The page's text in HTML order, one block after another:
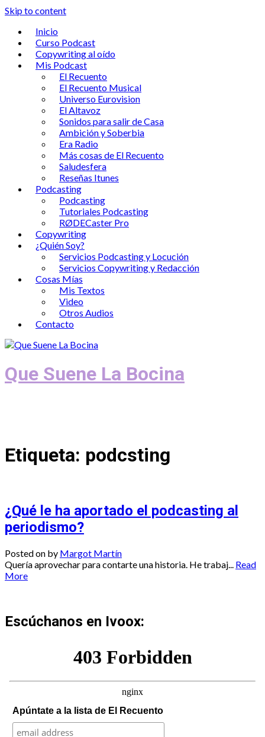
Skip to content
Inicio
Curso Podcast
Copywriting al oído
Mis Podcast
El Recuento
El Recuento Musical
Universo Eurovision
El Altavoz
Sonidos para salir de Casa
Ambición y Soberbia
Era Radio
Más cosas de El Recuento
Saludesfera
Reseñas Itunes
Podcasting
Podcasting
Tutoriales Podcasting
RØDECaster Pro
Copywriting
¿Quién Soy?
Servicios Podcasting y Locución
Servicios Copywriting y Redacción
Cosas Mías
Mis Textos
Video
Otros Audios
Contacto
Que Suene La Bocina
Etiqueta: podcsting
¿Qué le ha aportado el podcasting al
periodismo?
Posted on by Margot Martín
Quería aprovechar para contarte una historia. He trabaj...
Read
More
Escúchanos en Ivoox:
Apúntate a la lista de El Recuento